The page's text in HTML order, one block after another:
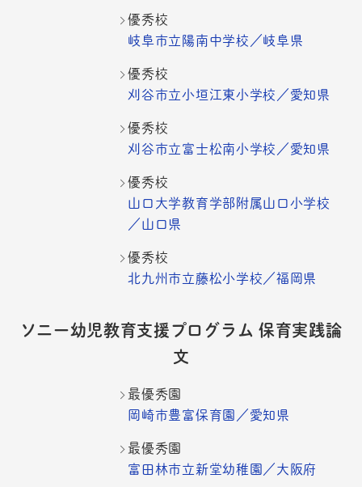
優秀校
岐阜市立陽南中学校／岐阜県
優秀校
刈谷市立小垣江東小学校／愛知県
優秀校
刈谷市立富士松南小学校／愛知県
優秀校
山口大学教育学部附属山口小学校
／山口県
優秀校
北九州市立藤松小学校／福岡県
ソニー幼児教育支援プログラム 保育実践論
文
最優秀園
岡崎市豊富保育園／愛知県
最優秀園
富田林市立新堂幼稚園／大阪府